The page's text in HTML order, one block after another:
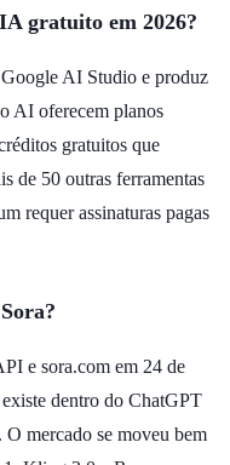
gratuito em 2026?
AI Studio e produz
AI oferecem planos
gratuitos que
de 50 outras ferramentas
requer assinaturas pagas
e sora.com em 24 de
dentro do ChatGPT
O mercado se moveu bem